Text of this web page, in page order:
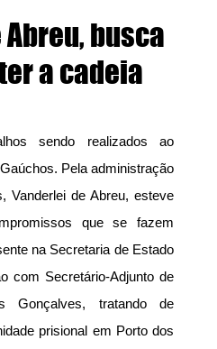
busca
a cadeia
sendo realizados ao
Pela administração
Vanderlei de Abreu, esteve
que se fazem
na Secretaria de Estado
com Secretário-Adjunto de
Gonçalves, tratando de
prisional em Porto dos